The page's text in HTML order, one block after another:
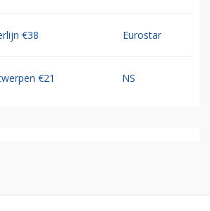
€38 Eurostar
€21 NS